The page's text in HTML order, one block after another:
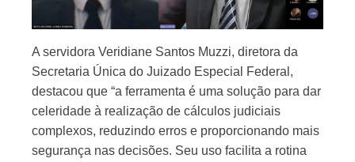
A servidora Veridiane Santos Muzzi, diretora da
Secretaria Única do Juizado Especial Federal,
destacou que “a ferramenta é uma solução para dar
celeridade à realização de cálculos judiciais
complexos, reduzindo erros e proporcionando mais
segurança nas decisões. Seu uso facilita a rotina